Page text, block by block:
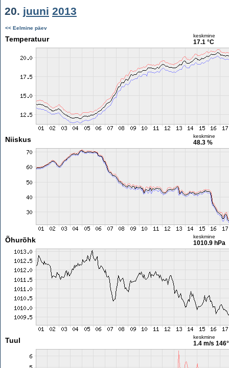
20. juuni 2013
<< Eelmine päev
Temperatuur keskmine
17.1 °C
Niiskus keskmine
48.3 %
Õhurõhk keskmine
1010.9 hPa
Tuul keskmine
1.4 m/s 146°